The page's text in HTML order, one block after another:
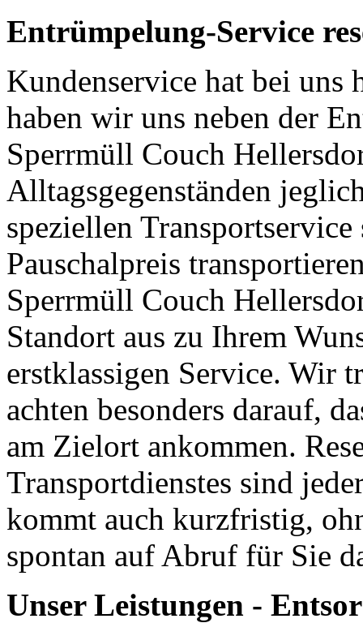
Entrümpelung-Service
Kundenservice hat bei uns
haben wir uns neben der
Sperrmüll Couch
Alltagsgegenständen
speziellen
Pauschalpreis
Sperrmüll Couch
Standort aus zu Ihrem
erstklassigen Service. Wir
achten besonders darauf,
am Zielort ankommen.
Transportdienstes sind
kommt auch kurzfristig,
spontan auf Abruf für Sie
Unser Leistungen -